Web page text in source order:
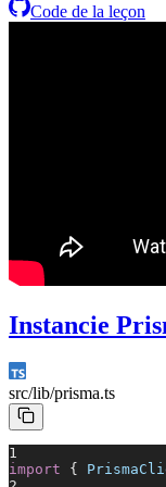
Code de la leçon
Instancie
src/lib/prisma.ts
1
import
{